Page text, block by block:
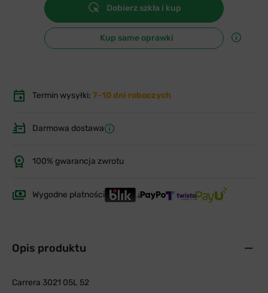
Dobierz szkła i kup
Kup same oprawki
Termin wysyłki: 7-10 dni roboczych
Darmowa dostawa
100% gwarancja zwrotu
Wygodne płatności
Opis produktu
Carrera 3021 05L 52